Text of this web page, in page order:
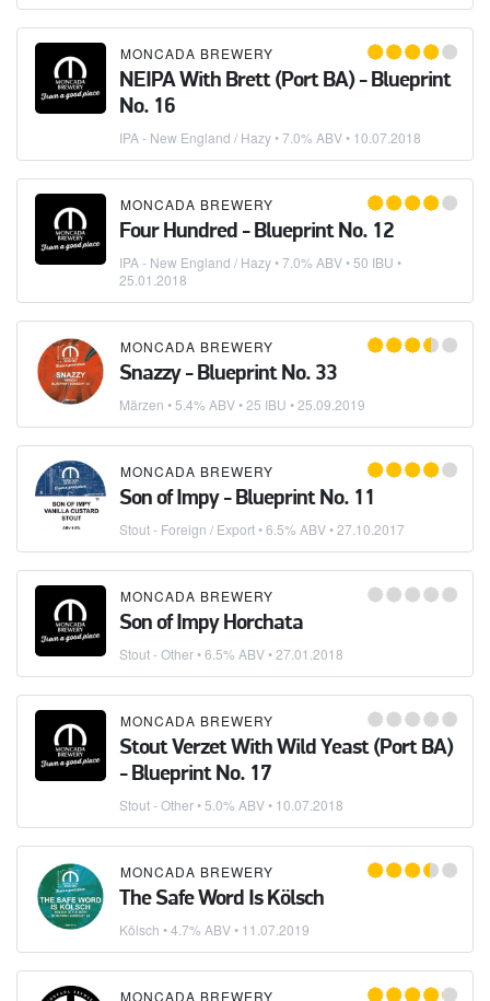
MONCADA BREWERY
NEIPA With Brett (Port BA) - Blueprint
No. 16
IPA - New England / Hazy• 7.0% ABV • 10.07.2018
MONCADA BREWERY
Four Hundred - Blueprint No. 12
IPA - New England / Hazy• 7.0% ABV • 50 IBU •
25.01.2018
MONCADA BREWERY
Snazzy - Blueprint No. 33
Märzen • 5.4% ABV • 25 IBU •25.09.2019
MONCADA BREWERY
Son of Impy - Blueprint No. 11
Stout - Foreign / Export• 6.5% ABV •27.10.2017
MONCADA BREWERY
Son of Impy Horchata
Stout - Other• 6.5% ABV •27.01.2018
MONCADA BREWERY
Stout Verzet With Wild Yeast (Port BA)
- Blueprint No. 17
Stout - Other• 5.0% ABV • 10.07.2018
MONCADA BREWERY
The Safe Word Is Kölsch
Kölsch • 4.7% ABV • 11.07.2019
MONCADA BREWERY